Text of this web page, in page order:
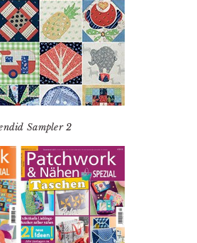
Sampler 2